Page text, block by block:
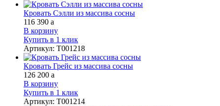
Кровать Сэлли из массива сосны
116 390 a
В корзину
Купить в 1 клик
Артикул: Т001218
Кровать Грейс из массива сосны
126 200 a
В корзину
Купить в 1 клик
Артикул: Т001214